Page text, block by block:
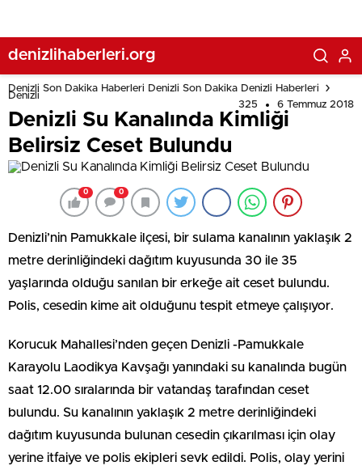
denizlihaberleri.org
Denizli Son Dakika Haberleri Denizli Son Dakika Denizli Haberleri
Denizli
325
6 Temmuz 2018
Denizli Su Kanalında Kimliği
Belirsiz Ceset Bulundu
0 0
Denizli’nin Pamukkale ilçesi, bir sulama kanalının yaklaşık 2
metre derinliğindeki dağıtım kuyusunda 30 ile 35
yaşlarında olduğu sanılan bir erkeğe ait ceset bulundu.
Polis, cesedin kime ait olduğunu tespit etmeye çalışıyor.
Korucuk Mahallesi’nden geçen Denizli -Pamukkale
Karayolu Laodikya Kavşağı yanındaki su kanalında bugün
saat 12.00 sıralarında bir vatandaş tarafından ceset
bulundu. Su kanalının yaklaşık 2 metre derinliğindeki
dağıtım kuyusunda bulunan cesedin çıkarılması için olay
yerine itfaiye ve polis ekipleri sevk edildi. Polis, olay yerini